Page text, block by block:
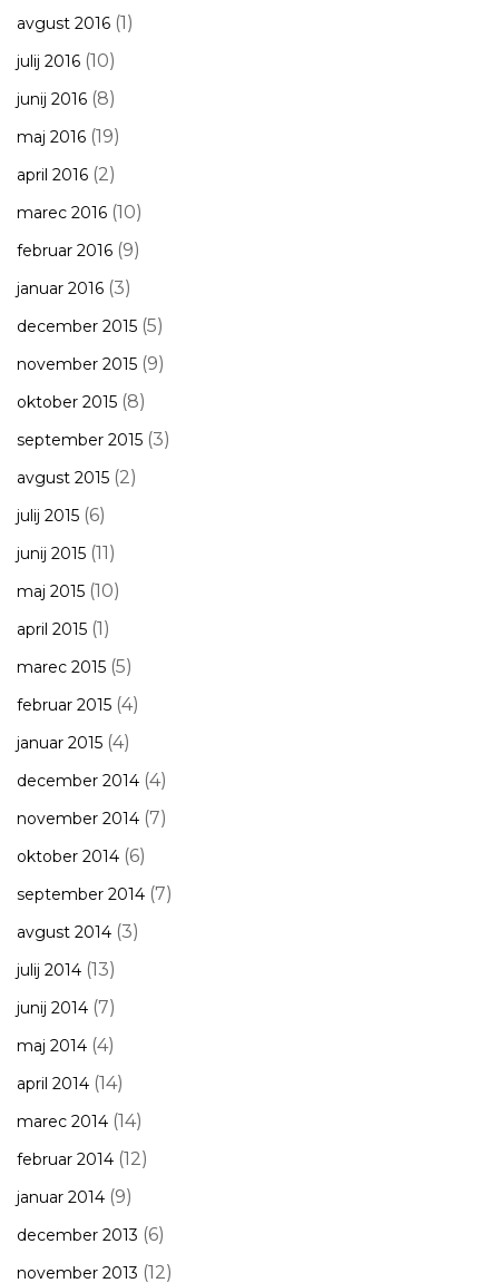
avgust 2016 (1)
julij 2016 (10)
junij 2016 (8)
maj 2016 (19)
april 2016 (2)
marec 2016 (10)
februar 2016 (9)
januar 2016 (3)
december 2015 (5)
november 2015 (9)
oktober 2015 (8)
september 2015 (3)
avgust 2015 (2)
julij 2015 (6)
junij 2015 (11)
maj 2015 (10)
april 2015 (1)
marec 2015 (5)
februar 2015 (4)
januar 2015 (4)
december 2014 (4)
november 2014 (7)
oktober 2014 (6)
september 2014 (7)
avgust 2014 (3)
julij 2014 (13)
junij 2014 (7)
maj 2014 (4)
april 2014 (14)
marec 2014 (14)
februar 2014 (12)
januar 2014 (9)
december 2013 (6)
november 2013 (12)